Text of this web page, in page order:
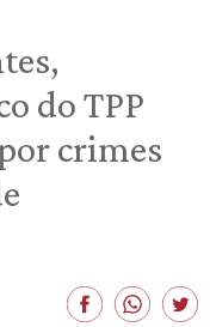
do TPP
crimes